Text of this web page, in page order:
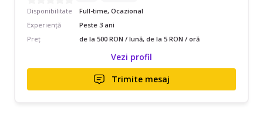
Disponibilitate
Full-time, Ocazional
Experiență
Peste 3 ani
Preț
de la 500 RON / lună, de la 5 RON / oră
Vezi profil
Trimite mesaj